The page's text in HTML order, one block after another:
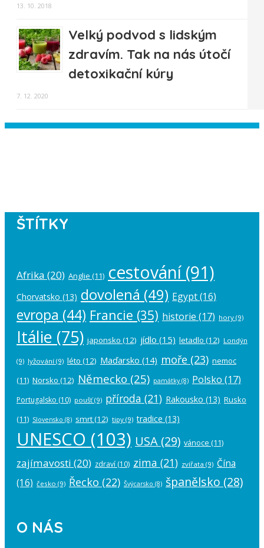
13. 10. 2018
Velký podvod s lidským
zdravím. Tak na nás útočí
detoxikační kúry
7. 12. 2020
ŠTÍTKY
Afrika (20) Anglie (11) cestování(91)
Chorvatsko (13) dovolená (49) Egypt(16)
evropa (44) Francie (35) historie (17) hory (9)
Itálie (75) japonsko (12) jídlo (15) letadlo (12) Londýn
(9) lyžování (9) léto (12) Maďarsko (14) moře (23) nemoc
(11) Norsko (12) Německo (25) památky(8) Polsko (17)
Portugalsko (10) poušť(9) příroda (21) Rakousko (13) Rusko
(11) Slovensko (8) smrt(12) tipy (9) tradice (13)
UNESCO (103) USA (29) vánoce (11)
zajímavosti (20) zdraví (10) zima (21) zvířata (9) Čína
(16) česko (9) Řecko (22) Švýcarsko (8) španělsko (28)
O NÁS